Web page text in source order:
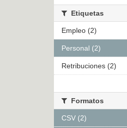
Etiquetas
Empleo (2)
Personal (2)
Retribuciones (2)
Formatos
CSV (2)